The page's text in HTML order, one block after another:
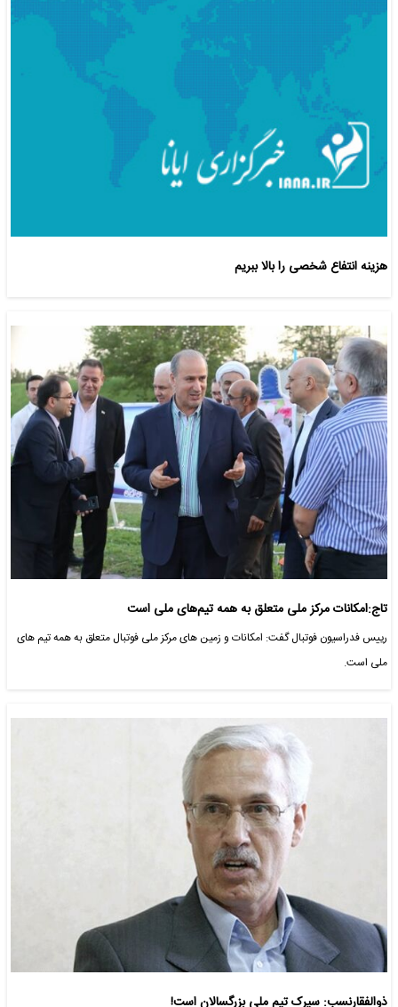
هزینه انتفاع شخصی را بالا ببریم
تاج:امکانات مرکز ملی متعلق به همه تیم‌های ملی است
رییس فدراسیون فوتبال گفت: امکانات و زمین های مرکز ملی فوتبال متعلق به همه تیم های
ملی است.
ذوالفقارنسب: سیرک تیم ملی بزرگسالان است!